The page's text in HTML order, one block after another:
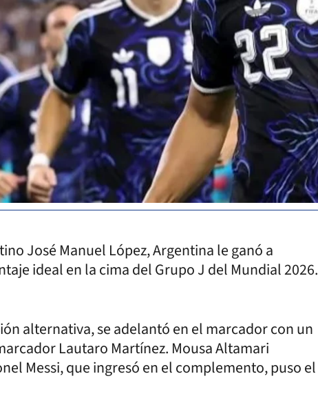
José Manuel López, Argentina le ganó a
ideal en la cima del Grupo J del Mundial 2026.
alternativa, se adelantó en el marcador con un
Lautaro Martínez. Mousa Altamari
Messi, que ingresó en el complemento, puso el